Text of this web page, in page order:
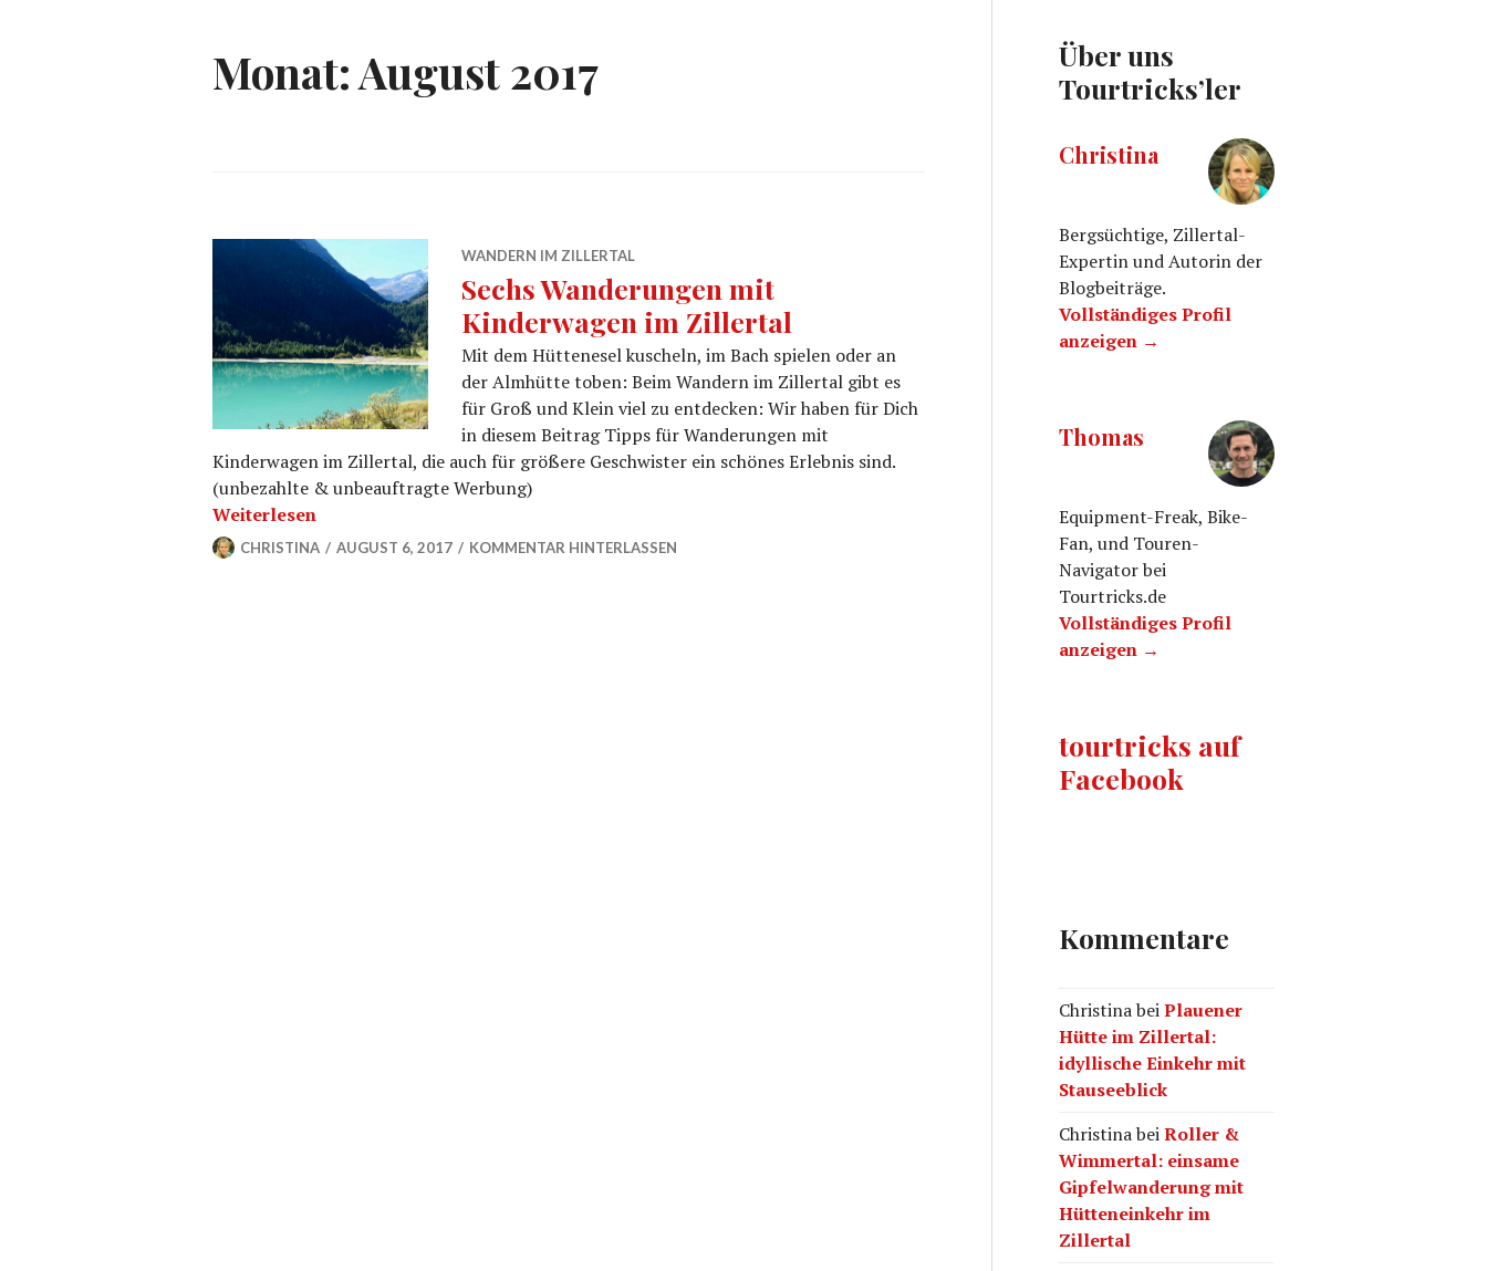
Monat:August 2017
WANDERN IM ZILLERTAL
Sechs Wanderungen mit
Kinderwagen im Zillertal
Mit dem Hüttenesel kuscheln, im Bach spielen oder an
der Almhütte toben: Beim Wandern im Zillertal gibt es
für Groß und Klein viel zu entdecken: Wir haben für Dich
in diesem Beitrag Tipps für Wanderungen mit
Kinderwagen im Zillertal, die auch für größere Geschwister ein schönes Erlebnis sind.
(unbezahlte & unbeauftragte Werbung)
Weiterlesen
CHRISTINA AUGUST 6, 2017 KOMMENTAR HINTERLASSEN
Über uns
Tourtricks’ler
Christina
Bergsüchtige, Zillertal-
Expertin und Autorin der
Blogbeiträge.
Vollständiges Profil
anzeigen →
Thomas
Equipment-Freak, Bike-
Fan, und Touren-
Navigator bei
Tourtricks.de
Vollständiges Profil
anzeigen →
tourtricks auf
Facebook
Kommentare
ChristinabeiPlauener
Hütte im Zillertal:
idyllische Einkehr mit
Stauseeblick
ChristinabeiRoller &
Wimmertal: einsame
Gipfelwanderung mit
Hütteneinkehr im
Zillertal